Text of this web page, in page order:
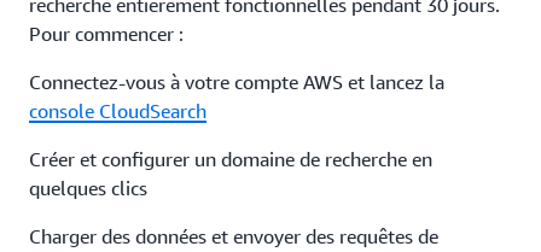
recherche entièrement fonctionnelles pendant 30 jours.
Pour commencer :
Connectez-vous à votre compte AWS et lancez la
console CloudSearch
Créer et configurer un domaine de recherche en
quelques clics
Charger des données et envoyer des requêtes de